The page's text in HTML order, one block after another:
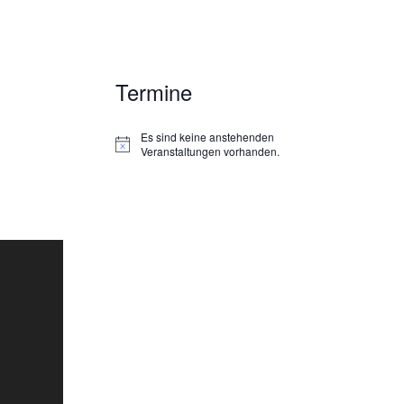
Termine
H
Es sind keine anstehenden
Veranstaltungen vorhanden.